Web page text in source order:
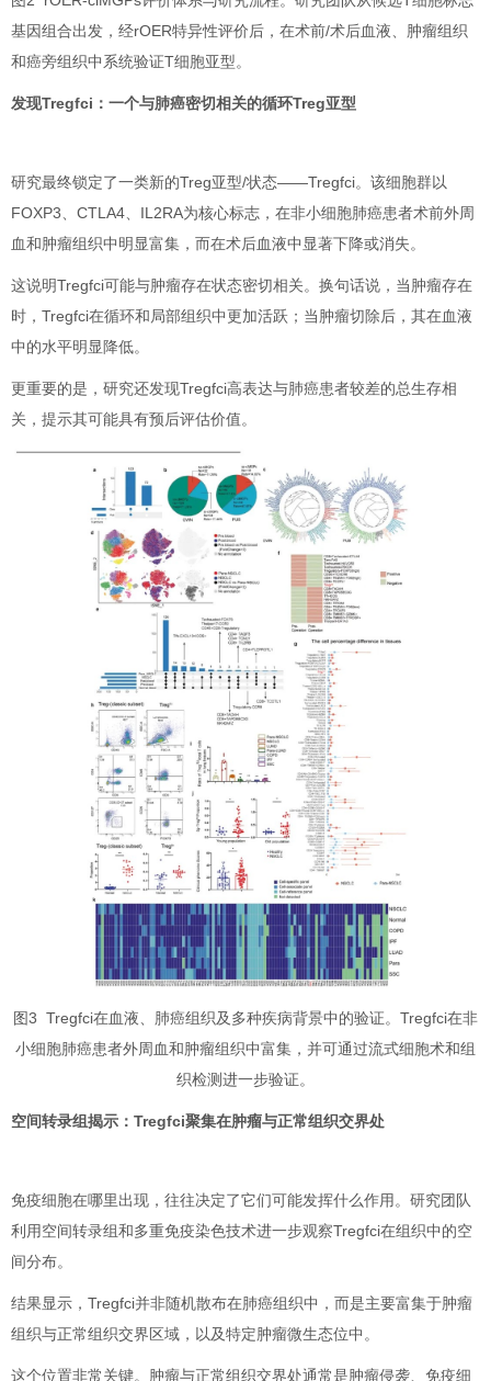
基因组合出发，经rOER特异性评价后，在术前/术后血液、肿瘤组织
和癌旁组织中系统验证T细胞亚型。
发现Tregfci：一个与肺癌密切相关的循环Treg亚型
研究最终锁定了一类新的Treg亚型/状态——Tregfci。该细胞群以
FOXP3、CTLA4、IL2RA为核心标志，在非小细胞肺癌患者术前外周
血和肿瘤组织中明显富集，而在术后血液中显著下降或消失。
这说明Tregfci可能与肿瘤存在状态密切相关。换句话说，当肿瘤存在
时，Tregfci在循环和局部组织中更加活跃；当肿瘤切除后，其在血液
中的水平明显降低。
更重要的是，研究还发现Tregfci高表达与肺癌患者较差的总生存相
关，提示其可能具有预后评估价值。
图3 Tregfci在血液、肺癌组织及多种疾病背景中的验证。Tregfci在非
小细胞肺癌患者外周血和肿瘤组织中富集，并可通过流式细胞术和组
织检测进一步验证。
空间转录组揭示：Tregfci聚集在肿瘤与正常组织交界处
免疫细胞在哪里出现，往往决定了它们可能发挥什么作用。研究团队
利用空间转录组和多重免疫染色技术进一步观察Tregfci在组织中的空
间分布。
结果显示，Tregfci并非随机散布在肺癌组织中，而是主要富集于肿瘤
组织与正常组织交界区域，以及特定肿瘤微生态位中。
这个位置非常关键。肿瘤与正常组织交界处通常是肿瘤侵袭、免疫细